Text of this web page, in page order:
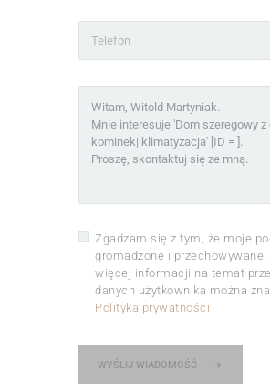
Zgadzam się z tym, że moje
gromadzone i przechowywane.
więcej informacji na temat
danych użytkownika można
Polityka prywatności
WYŚLIJ WIADOMOŚĆ